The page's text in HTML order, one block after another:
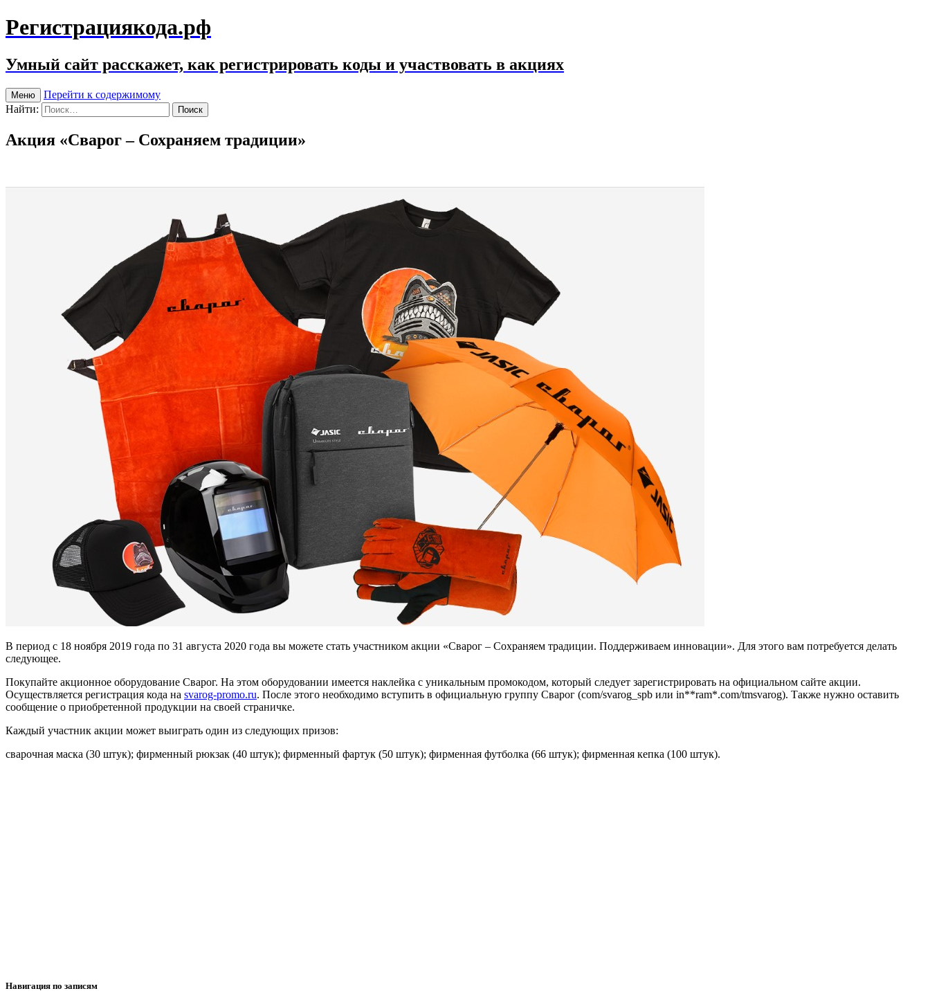
Регистрациякода.рф
Умный сайт расскажет, как регистрировать коды и участвовать в акциях
Меню
Перейти к содержимому
Найти:
Акция «Сварог – Сохраняем традиции»
В период с 18 ноября 2019 года по 31 августа 2020 года вы можете стать участником акции «Сварог – Сохраняем традиции. Поддерживаем инновации». Для этого вам потребуется делать
следующее.
Покупайте акционное оборудование Сварог. На этом оборудовании имеется наклейка с уникальным промокодом, который следует зарегистрировать на официальном сайте акции.
Осуществляется регистрация кода на svarog-promo.ru. После этого необходимо вступить в официальную группу Сварог (com/svarog_spb или in**ram*.com/tmsvarog). Также нужно оставить
сообщение о приобретенной продукции на своей страничке.
Каждый участник акции может выиграть один из следующих призов:
сварочная маска (30 штук); фирменный рюкзак (40 штук); фирменный фартук (50 штук); фирменная футболка (66 штук); фирменная кепка (100 штук).
Навигация по записям